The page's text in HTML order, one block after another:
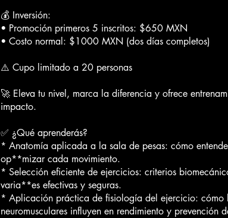
💰 Inversión:
• Promoción primeros 5 inscritos: $650 MXN
• Costo normal: $1000 MXN (dos días completos)
⚠️ Cupo limitado a 20 personas
🚀 Eleva tu nivel, marca la diferencia y ofrece
impacto.
✅ ¿Qué aprenderás?
* Anatomía aplicada a la sala de pesas: cómo
op**mizar cada movimiento.
* Selección eficiente de ejercicios: criterios
varia**es efectivas y seguras.
* Aplicación práctica de fisiología del ejercicio: cómo
neuromusculares influyen en rendimiento y prevención